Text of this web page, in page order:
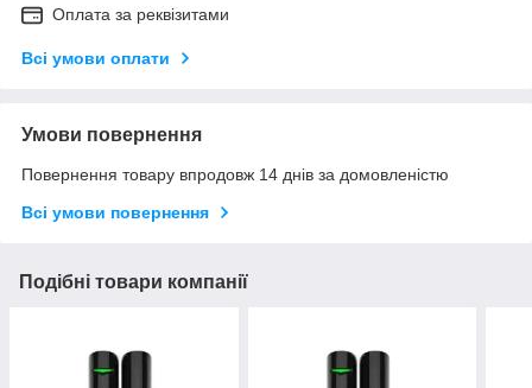
Оплата за реквізитами
Всі умови оплати
Умови повернення
Повернення товару впродовж 14 днів за домовленістю
Всі умови повернення
Подібні товари компанії